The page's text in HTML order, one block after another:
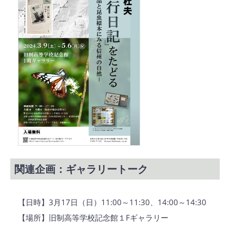
関連企画：ギャラリートーク
【日時】3月17日（日）11:00～11:30、14:00～14:30
【場所】旧制高等学校記念館１Fギャラリー